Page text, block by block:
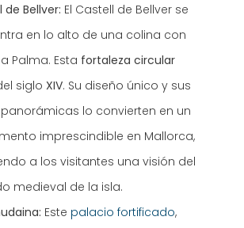
de Bellver: El Castell de Bellver se
en lo alto de una colina con
Palma. Esta fortaleza circular
sigloXIV. Su diseño único y sus
lo convierten en un
imprescindible en Mallorca,
a los visitantes una visión del
medieval de la isla.
Este palacio fortificado,